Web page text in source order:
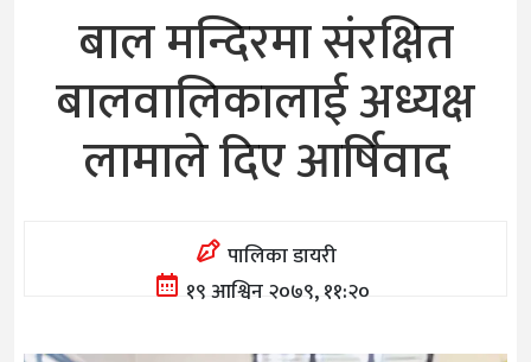
बाल मन्दिरमा संरक्षित
बालवालिकालाई अध्यक्ष
लामाले दिए आर्षिवाद
पालिका डायरी
१९ आश्विन २०७९, ११:२०